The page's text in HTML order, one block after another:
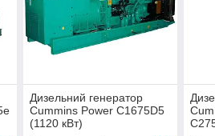
Дизельний генератор
Cummins Power C1675D5
(1120 кВт)